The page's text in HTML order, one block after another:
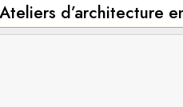
d’architecture